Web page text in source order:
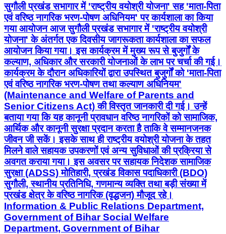
सुगौली प्रखंड सभागार में 'राष्ट्रीय वयोश्री योजना' सह 'माता-पिता
एवं वरिष्ठ नागरिक भरण-पोषण अधिनियम' पर कार्यशाला का किया
गया आयोजन आज सुगौली प्रखंड सभागार में 'राष्ट्रीय वयोश्री
योजना' के अंतर्गत एक दिवसीय जागरूकता कार्यशाला का सफल
आयोजन किया गया। इस कार्यक्रम में मुख्य रूप से बुजुर्गों के
कल्याण, अधिकार और सरकारी योजनाओं के लाभ पर चर्चा की गई।
कार्यक्रम के दौरान अधिकारियों द्वारा उपस्थित बुजुर्गों को 'माता-पिता
एवं वरिष्ठ नागरिक भरण-पोषण तथा कल्याण अधिनियम'
(Maintenance and Welfare of Parents and
Senior Citizens Act) की विस्तृत जानकारी दी गई। उन्हें
बताया गया कि यह कानूनी प्रावधान वरिष्ठ नागरिकों को सामाजिक,
आर्थिक और कानूनी सुरक्षा प्रदान करता है ताकि वे सम्मानजनक
जीवन जी सकें। इसके साथ ही राष्ट्रीय वयोश्री योजना के तहत
मिलने वाले सहायक उपकरणों एवं अन्य सुविधाओं की प्रक्रिया से
अवगत कराया गया। इस अवसर पर सहायक निदेशक सामाजिक
सुरक्षा (ADSS) मोतिहारी, प्रखंड विकास पदाधिकारी (BDO)
सुगौली, स्थानीय प्रतिनिधि, गणमान्य व्यक्ति तथा बड़ी संख्या में
प्रखंड क्षेत्र के वरिष्ठ नागरिक (वृद्धजन) मौजूद रहे।
Information & Public Relations Department,
Government of Bihar Social Welfare
Department, Government of Bihar